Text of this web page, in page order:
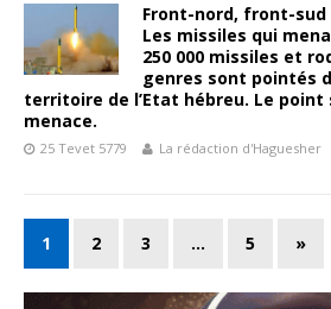
Front-nord, front-
Les missiles qui
250 000 missiles et
genres sont pointés
territoire de l’Etat hébreu. Le
menace.
25 Tevet 5779 La rédaction d'Haguesher
1 2 3 … 5 »